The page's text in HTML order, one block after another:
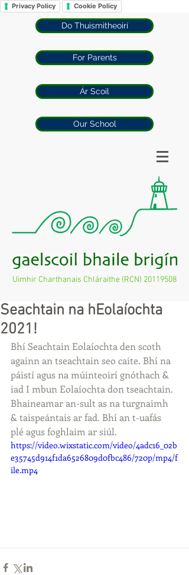
Privacy Policy Cookie Policy
Do Thuismitheoirí
For Parents
Ár Scoil
Our School
Uimhir Charthanais Chláraithe (RCN) 20119508
Seachtain na hEolaíochta
2021!
Bhí Seachtain Eolaíochta den scoth
againn an tseachtain seo caite. Bhí na
páistí agus na múinteoirí gnóthach &
iad I mbun Eolaíochta don tseachtain.
Bhaineamar an-sult as na turgnaimh
& taispeántais ar fad. Bhí an t-uafás
plé agus foghlaim ar siúl.
https://video.wixstatic.com/video/4adc16_02b
e35745d914f1da6526809d0fbc486/720p/mp4/f
ile.mp4